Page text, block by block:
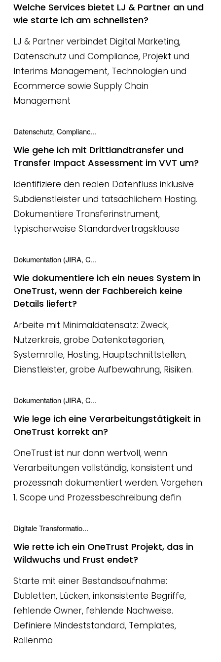
Welche Services bietet LJ & Partner an und
wie starte ich am schnellsten?
LJ & Partner verbindet Digital Marketing,
Datenschutz und Compliance, Projekt und
Interims Management, Technologien und
Ecommerce sowie Supply Chain
Management
Datenschutz, Complianc...
Wie gehe ich mit Drittlandtransfer und
Transfer Impact Assessment im VVT um?
Identifiziere den realen Datenfluss inklusive
Subdienstleister und tatsächlichem Hosting.
Dokumentiere Transferinstrument,
typischerweise Standardvertragsklause
Dokumentation (JIRA, C...
Wie dokumentiere ich ein neues System in
OneTrust, wenn der Fachbereich keine
Details liefert?
Arbeite mit Minimaldatensatz: Zweck,
Nutzerkreis, grobe Datenkategorien,
Systemrolle, Hosting, Hauptschnittstellen,
Dienstleister, grobe Aufbewahrung, Risiken.
Dokumentation (JIRA, C...
Wie lege ich eine Verarbeitungstätigkeit in
OneTrust korrekt an?
OneTrust ist nur dann wertvoll, wenn
Verarbeitungen vollständig, konsistent und
prozessnah dokumentiert werden. Vorgehen:
1. Scope und Prozessbeschreibung defin
Digitale Transformatio...
Wie rette ich ein OneTrust Projekt, das in
Wildwuchs und Frust endet?
Starte mit einer Bestandsaufnahme:
Dubletten, Lücken, inkonsistente Begriffe,
fehlende Owner, fehlende Nachweise.
Definiere Mindeststandard, Templates,
Rollenmo